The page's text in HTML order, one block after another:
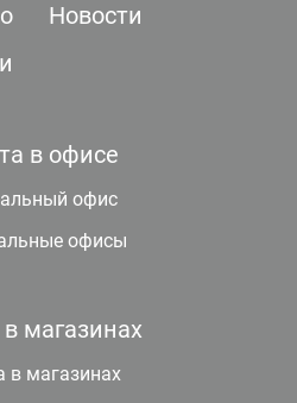
Новости
в офисе
офис
офисы
магазинах
в магазинах